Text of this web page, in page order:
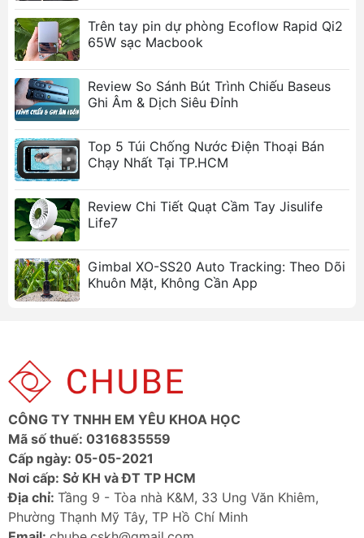
với một lần nhấn, mang lại sự tiện lợi tối đa.
Ảnh sản phẩm
Trên tay pin dự phòng Ecoflow Rapid Qi2
65W sạc Macbook
Review So Sánh Bút Trình Chiếu Baseus
Ghi Âm & Dịch Siêu Đỉnh
Top 5 Túi Chống Nước Điện Thoại Bán
Chạy Nhất Tại TP.HCM
Review Chi Tiết Quạt Cầm Tay Jisulife
Life7
Gimbal XO-SS20 Auto Tracking: Theo Dõi
Khuôn Mặt, Không Cần App
CÔNG TY TNHH EM YÊU KHOA HỌC
Mã số thuế: 0316835559
Cấp ngày: 05-05-2021
Nơi cấp: Sở KH và ĐT TP HCM
Địa chỉ: Tầng 9 - Tòa nhà K&M, 33 Ung Văn Khiêm,
Phường Thạnh Mỹ Tây, TP Hồ Chí Minh